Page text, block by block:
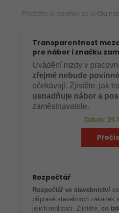
Přečtěte si novinky ze světa
Transparentnost
pro nábor i značku
Uvádění mzdy v
zřejmě nebude povinné
očekávají. Zjistěte, jak
usnadňuje nábor a
zaměstnavatele.
Datum:
Rozpočtář
Rozpočtář ve stavebnictví
přípravě stavebních zakázek
jejich realizaci. Zjistěte,co